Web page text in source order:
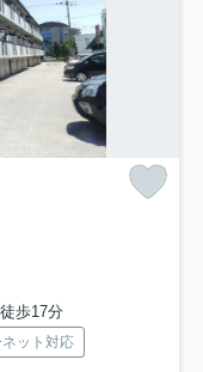
歩17分
ット対応